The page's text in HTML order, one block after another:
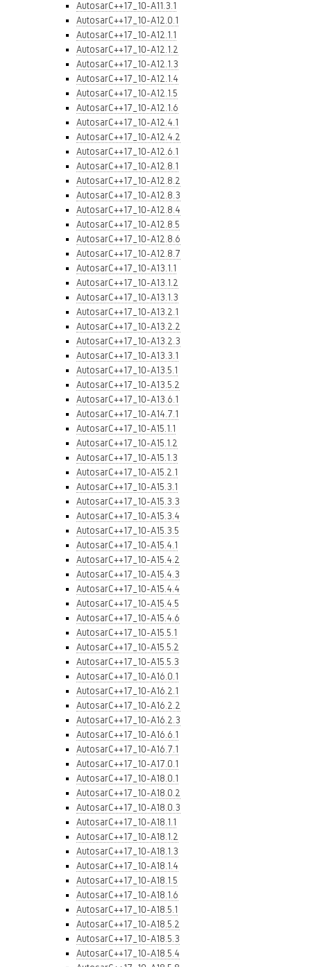
AutosarC++17_10-A11.3.1
AutosarC++17_10-A12.0.1
AutosarC++17_10-A12.1.1
AutosarC++17_10-A12.1.2
AutosarC++17_10-A12.1.3
AutosarC++17_10-A12.1.4
AutosarC++17_10-A12.1.5
AutosarC++17_10-A12.1.6
AutosarC++17_10-A12.4.1
AutosarC++17_10-A12.4.2
AutosarC++17_10-A12.6.1
AutosarC++17_10-A12.8.1
AutosarC++17_10-A12.8.2
AutosarC++17_10-A12.8.3
AutosarC++17_10-A12.8.4
AutosarC++17_10-A12.8.5
AutosarC++17_10-A12.8.6
AutosarC++17_10-A12.8.7
AutosarC++17_10-A13.1.1
AutosarC++17_10-A13.1.2
AutosarC++17_10-A13.1.3
AutosarC++17_10-A13.2.1
AutosarC++17_10-A13.2.2
AutosarC++17_10-A13.2.3
AutosarC++17_10-A13.3.1
AutosarC++17_10-A13.5.1
AutosarC++17_10-A13.5.2
AutosarC++17_10-A13.6.1
AutosarC++17_10-A14.7.1
AutosarC++17_10-A15.1.1
AutosarC++17_10-A15.1.2
AutosarC++17_10-A15.1.3
AutosarC++17_10-A15.2.1
AutosarC++17_10-A15.3.1
AutosarC++17_10-A15.3.3
AutosarC++17_10-A15.3.4
AutosarC++17_10-A15.3.5
AutosarC++17_10-A15.4.1
AutosarC++17_10-A15.4.2
AutosarC++17_10-A15.4.3
AutosarC++17_10-A15.4.4
AutosarC++17_10-A15.4.5
AutosarC++17_10-A15.4.6
AutosarC++17_10-A15.5.1
AutosarC++17_10-A15.5.2
AutosarC++17_10-A15.5.3
AutosarC++17_10-A16.0.1
AutosarC++17_10-A16.2.1
AutosarC++17_10-A16.2.2
AutosarC++17_10-A16.2.3
AutosarC++17_10-A16.6.1
AutosarC++17_10-A16.7.1
AutosarC++17_10-A17.0.1
AutosarC++17_10-A18.0.1
AutosarC++17_10-A18.0.2
AutosarC++17_10-A18.0.3
AutosarC++17_10-A18.1.1
AutosarC++17_10-A18.1.2
AutosarC++17_10-A18.1.3
AutosarC++17_10-A18.1.4
AutosarC++17_10-A18.1.5
AutosarC++17_10-A18.1.6
AutosarC++17_10-A18.5.1
AutosarC++17_10-A18.5.2
AutosarC++17_10-A18.5.3
AutosarC++17_10-A18.5.4